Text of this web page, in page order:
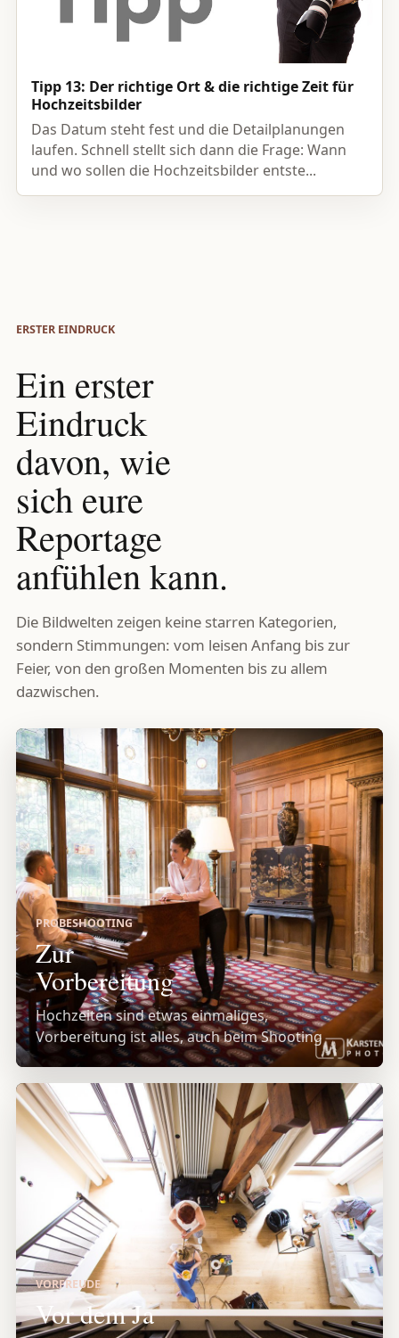
Tipp 13: Der richtige Ort & die richtige Zeit für
Hochzeitsbilder
Das Datum steht fest und die Detailplanungen
laufen. Schnell stellt sich dann die Frage: Wann
und wo sollen die Hochzeitsbilder entste...
ERSTER EINDRUCK
Ein erster
Eindruck
davon, wie
sich eure
Reportage
anfühlen kann.
Die Bildwelten zeigen keine starren Kategorien,
sondern Stimmungen: vom leisen Anfang bis zur
Feier, von den großen Momenten bis zu allem
dazwischen.
PROBESHOOTING
Zur
Vorbereitung
Hochzeiten sind etwas einmaliges,
Vorbereitung ist alles, auch beim Shooting
VORFREUDE
Vor dem Ja